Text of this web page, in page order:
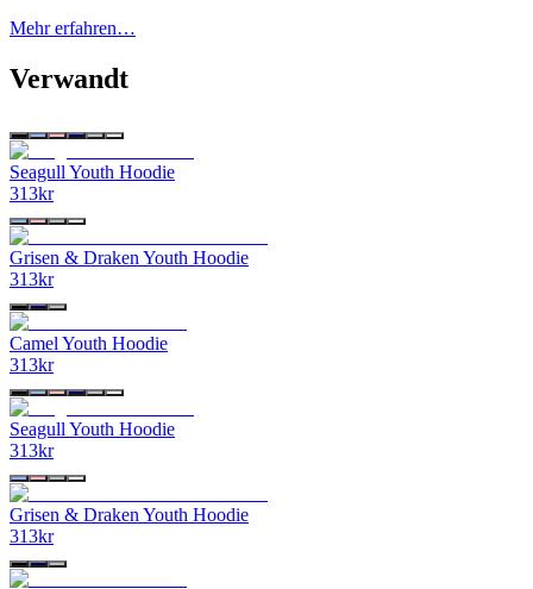
Mehr erfahren…
Verwandt
Seagull Youth Hoodie
313kr
Grisen & Draken Youth Hoodie
313kr
Camel Youth Hoodie
313kr
Seagull Youth Hoodie
313kr
Grisen & Draken Youth Hoodie
313kr